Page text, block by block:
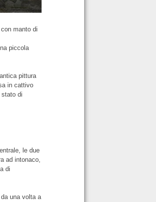
manto di
piccola
pittura
in cattivo
di
le due
ad intonaco,
di
una volta a